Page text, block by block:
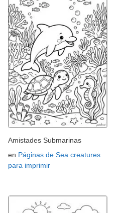
Amistades Submarinas
en Páginas de Sea creatures
para imprimir